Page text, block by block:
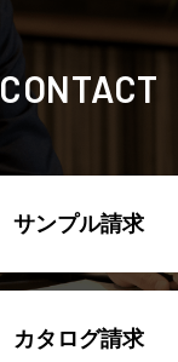
CONTACT
サンプル請求
カタログ請求